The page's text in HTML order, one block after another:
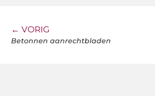
← VORIG
Betonnen aanrechtbladen